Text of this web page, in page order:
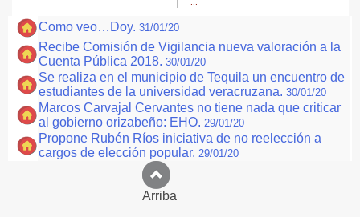
Como veo…Doy. 31/01/20
Recibe Comisión de Vigilancia nueva valoración a la
Cuenta Pública 2018. 30/01/20
Se realiza en el municipio de Tequila un encuentro de
estudiantes de la universidad veracruzana. 30/01/20
Marcos Carvajal Cervantes no tiene nada que criticar
al gobierno orizabeño: EHO. 29/01/20
Propone Rubén Ríos iniciativa de no reelección a
cargos de elección popular. 29/01/20
Arriba